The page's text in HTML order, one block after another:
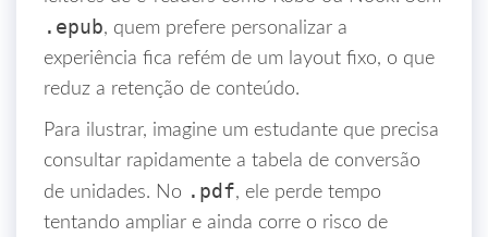
.epub, quem prefere personalizar a
experiência fica refém de um layout fixo, o que
reduz a retenção de conteúdo.
Para ilustrar, imagine um estudante que precisa
consultar rapidamente a tabela de conversão
de unidades. No .pdf, ele perde tempo
tentando ampliar e ainda corre o risco de